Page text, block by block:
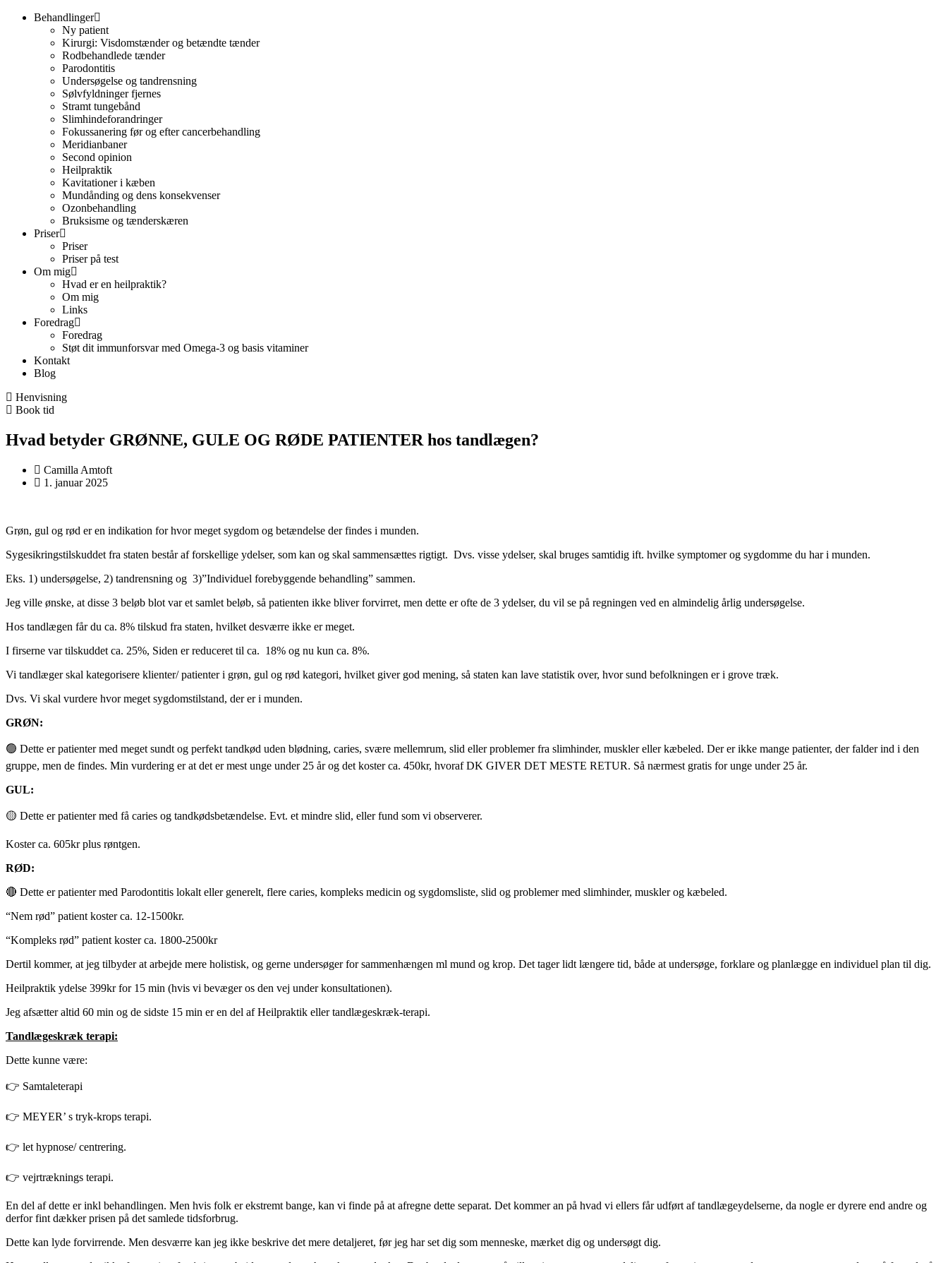
Behandlinger
Ny patient
Kirurgi: Visdomstænder og betændte tænder
Rodbehandlede tænder
Parodontitis
Undersøgelse og tandrensning
Sølvfyldninger fjernes
Stramt tungebånd
Slimhindeforandringer
Fokussanering før og efter cancerbehandling
Meridianbaner
Second opinion
Heilpraktik
Kavitationer i kæben
Mundånding og dens konsekvenser
Ozonbehandling
Bruksisme og tænderskæren
Priser
Priser
Priser på test
Om mig
Hvad er en heilpraktik?
Om mig
Links
Foredrag
Foredrag
Støt dit immunforsvar med Omega-3 og basis vitaminer
Kontakt
Blog
Henvisning
Book tid
Hvad betyder GRØNNE, GULE OG RØDE PATIENTER hos tandlægen?
Camilla Amtoft
1. januar 2025
Grøn, gul og rød er en indikation for hvor meget sygdom og betændelse der findes i munden.
Sygesikringstilskuddet fra staten består af forskellige ydelser, som kan og skal sammensættes rigtigt. Dvs. visse ydelser, skal bruges samtidig ift. hvilke symptomer og sygdomme du har i munden.
Eks. 1) undersøgelse, 2) tandrensning og 3)”Individuel forebyggende behandling” sammen.
Jeg ville ønske, at disse 3 beløb blot var et samlet beløb, så patienten ikke bliver forvirret, men dette er ofte de 3 ydelser, du vil se på regningen ved en almindelig årlig undersøgelse.
Hos tandlægen får du ca. 8% tilskud fra staten, hvilket desværre ikke er meget.
I firserne var tilskuddet ca. 25%, Siden er reduceret til ca. 18% og nu kun ca. 8%.
Vi tandlæger skal kategorisere klienter/ patienter i grøn, gul og rød kategori, hvilket giver god mening, så staten kan lave statistik over, hvor sund befolkningen er i grove træk.
Dvs. Vi skal vurdere hvor meget sygdomstilstand, der er i munden.
GRØN:
🟢 Dette er patienter med meget sundt og perfekt tandkød uden blødning, caries, svære mellemrum, slid eller problemer fra slimhinder, muskler eller kæbeled. Der er ikke mange patienter, der falder ind i den
gruppe, men de findes. Min vurdering er at det er mest unge under 25 år og det koster ca. 450kr, hvoraf DK GIVER DET MESTE RETUR. Så nærmest gratis for unge under 25 år.
GUL:
🟡 Dette er patienter med få caries og tandkødsbetændelse. Evt. et mindre slid, eller fund som vi observerer.
Koster ca. 605kr plus røntgen.
RØD:
🔴 Dette er patienter med Parodontitis lokalt eller generelt, flere caries, kompleks medicin og sygdomsliste, slid og problemer med slimhinder, muskler og kæbeled.
“Nem rød” patient koster ca. 12-1500kr.
“Kompleks rød” patient koster ca. 1800-2500kr
Dertil kommer, at jeg tilbyder at arbejde mere holistisk, og gerne undersøger for sammenhængen ml mund og krop. Det tager lidt længere tid, både at undersøge, forklare og planlægge en individuel plan til dig.
Heilpraktik ydelse 399kr for 15 min (hvis vi bevæger os den vej under konsultationen).
Jeg afsætter altid 60 min og de sidste 15 min er en del af Heilpraktik eller tandlægeskræk-terapi.
Tandlægeskræk terapi:
Dette kunne være:
👉 Samtaleterapi
👉 MEYER’ s tryk-krops terapi.
👉 let hypnose/ centrering.
👉 vejrtræknings terapi.
En del af dette er inkl behandlingen. Men hvis folk er ekstremt bange, kan vi finde på at afregne dette separat. Det kommer an på hvad vi ellers får udført af tandlægeydelserne, da nogle er dyrere end andre og
derfor fint dækker prisen på det samlede tidsforbrug.
Dette kan lyde forvirrende. Men desværre kan jeg ikke beskrive det mere detaljeret, før jeg har set dig som menneske, mærket dig og undersøgt dig.